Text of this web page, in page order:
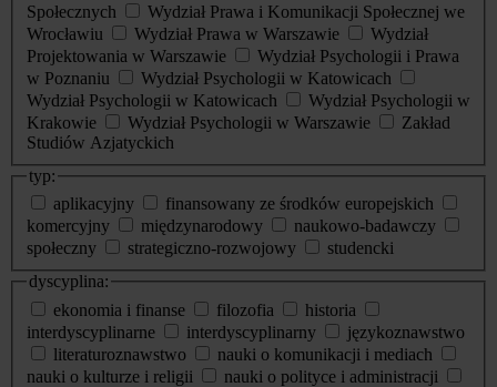
Społecznych
Wydział Prawa i Komunikacji Społecznej we
Wrocławiu
Wydział Prawa w Warszawie
Wydział
Projektowania w Warszawie
Wydział Psychologii i Prawa
w Poznaniu
Wydział Psychologii w Katowicach
Wydział Psychologii w Katowicach
Wydział Psychologii w
Krakowie
Wydział Psychologii w Warszawie
Zakład
Studiów Azjatyckich
typ:
aplikacyjny
finansowany ze środków europejskich
komercyjny
międzynarodowy
naukowo-badawczy
społeczny
strategiczno-rozwojowy
studencki
dyscyplina:
ekonomia i finanse
filozofia
historia
interdyscyplinarne
interdyscyplinarny
językoznawstwo
literaturoznawstwo
nauki o komunikacji i mediach
nauki o kulturze i religii
nauki o polityce i administracji